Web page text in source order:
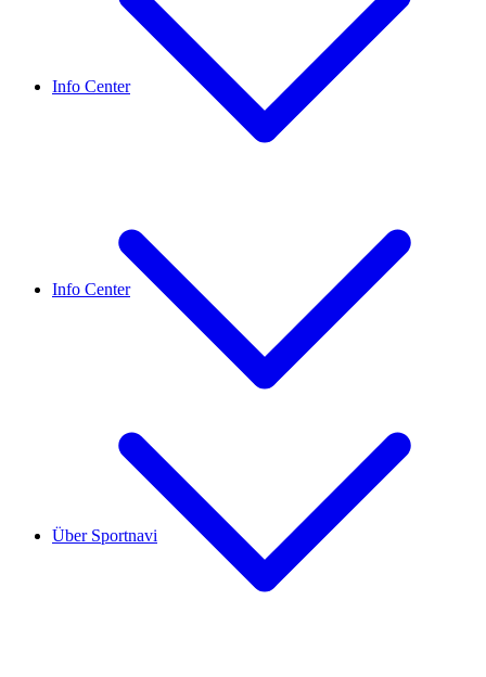
Info Center
Über Sportnavi
Info Center